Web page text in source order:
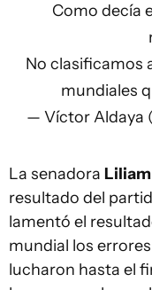
Como decía
No clasificamos
mundiales
— Víctor Aldaya
La senadora
resultado del
lamentó el
mundial los
lucharon hasta el